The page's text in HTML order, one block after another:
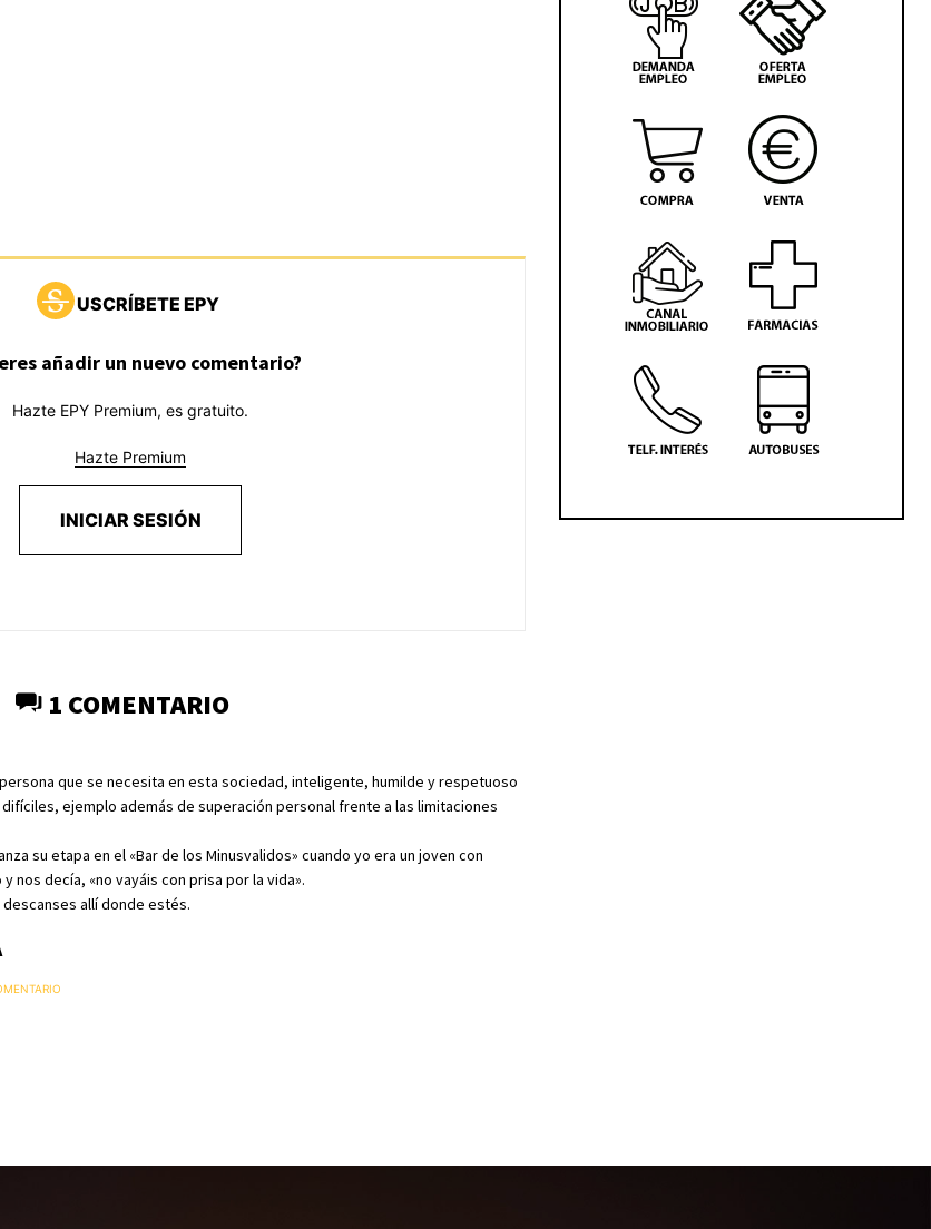
USCRÍBETE EPY
añadir un nuevo comentario?
Hazte EPY Premium, es gratuito.
Hazte Premium
INICIAR SESIÓN
1 COMENTARIO
que se necesita en esta sociedad, inteligente, humilde y respetuoso
ejemplo además de superación personal frente a las limitaciones
su etapa en el «Bar de los Minusvalidos» cuando yo era un joven con
nos decía, «no vayáis con prisa por la vida».
allí donde estés.